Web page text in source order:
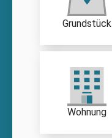
Grundstück
Wohnung